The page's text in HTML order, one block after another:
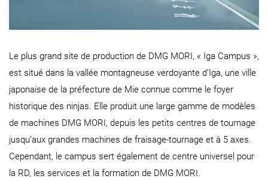
Le plus grand site de production de DMG MORI, « Iga Campus »,
est situé dans la vallée montagneuse verdoyante d’Iga, une ville
japonaise de la préfecture de Mie connue comme le foyer
historique des ninjas. Elle produit une large gamme de modèles
de machines DMG MORI, depuis les petits centres de tournage
jusqu’aux grandes machines de fraisage-tournage et à 5 axes.
Cependant, le campus sert également de centre universel pour
la RD, les services et la formation de DMG MORI.